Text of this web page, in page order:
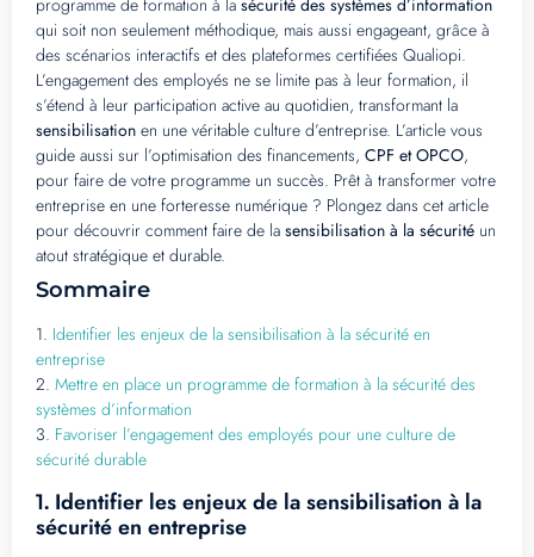
programme de formation à la sécurité des systèmes d’information
qui soit non seulement méthodique, mais aussi engageant, grâce à
des scénarios interactifs et des plateformes certifiées Qualiopi.
L’engagement des employés ne se limite pas à leur formation, il
s’étend à leur participation active au quotidien, transformant la
sensibilisation en une véritable culture d’entreprise. L’article vous
guide aussi sur l’optimisation des financements, CPF et OPCO,
pour faire de votre programme un succès. Prêt à transformer votre
entreprise en une forteresse numérique ? Plongez dans cet article
pour découvrir comment faire de la sensibilisation à la sécurité un
atout stratégique et durable.
Sommaire
1. Identifier les enjeux de la sensibilisation à la sécurité en
entreprise
2. Mettre en place un programme de formation à la sécurité des
systèmes d’information
3. Favoriser l’engagement des employés pour une culture de
sécurité durable
1. Identifier les enjeux de la sensibilisation à la
sécurité en entreprise